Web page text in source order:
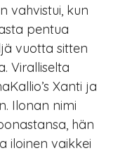
vahvistui, kun
pentua
vuotta sitten
Viralliselta
Xanti ja
Ilonan nimi
hän
iloinen vaikkei